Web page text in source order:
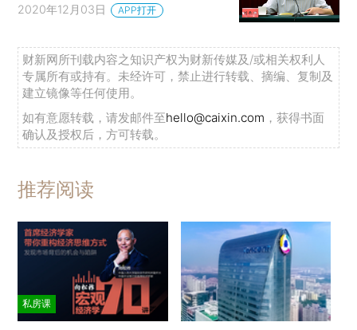
2020年12月03日 APP打开
财新网所刊载内容之知识产权为财新传媒及/或相关权利人
专属所有或持有。未经许可，禁止进行转载、摘编、复制及
建立镜像等任何使用。
如有意愿转载，请发邮件至hello@caixin.com ，获得书面
确认及授权后，方可转载。
推荐阅读
私房课